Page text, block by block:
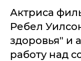
Актриса
Ребел
здоровья" и
работу над